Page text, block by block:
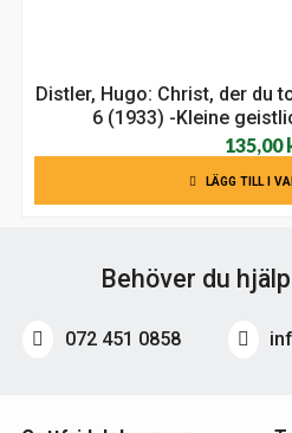
Distler, Hugo: Christ, der du
6 (1933) -Kleine
135,00
LÄGG TILL I
Behöver du
072 451 0858